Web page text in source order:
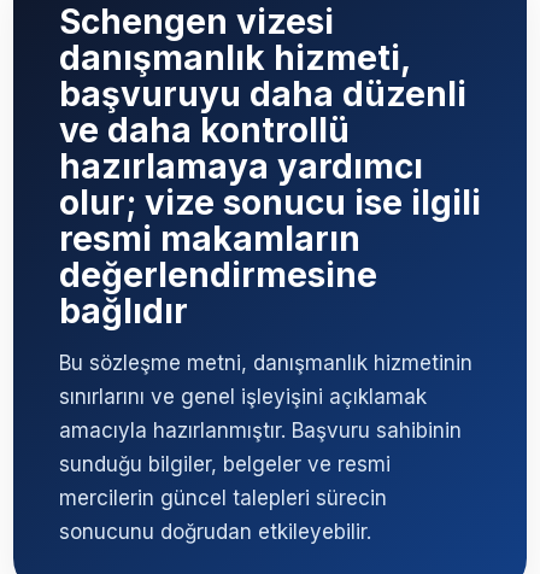
Schengen vizesi
danışmanlık hizmeti,
başvuruyu daha düzenli
ve daha kontrollü
hazırlamaya yardımcı
olur; vize sonucu ise ilgili
resmi makamların
değerlendirmesine
bağlıdır
Bu sözleşme metni, danışmanlık hizmetinin
sınırlarını ve genel işleyişini açıklamak
amacıyla hazırlanmıştır. Başvuru sahibinin
sunduğu bilgiler, belgeler ve resmi
mercilerin güncel talepleri sürecin
sonucunu doğrudan etkileyebilir.